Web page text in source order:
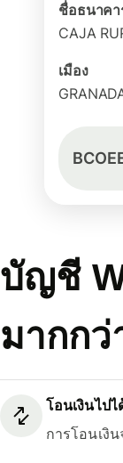
ชื่อธนาคา
CAJA
เมือง
บัญชี
มากกว่
โอนเงินไป
การโอนเงิ